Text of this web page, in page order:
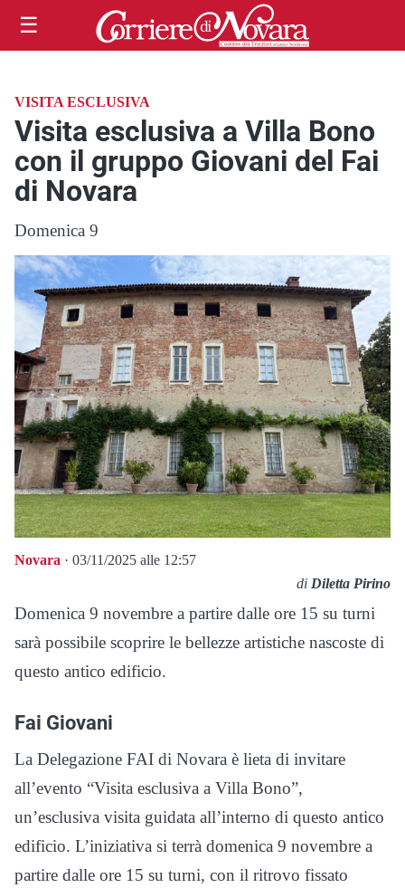
☰
VISITA ESCLUSIVA
Visita esclusiva a Villa Bono
con il gruppo Giovani del Fai
di Novara
Domenica 9
Novara · 03/11/2025 alle 12:57
di Diletta Pirino
Domenica 9 novembre a partire dalle ore 15 su turni
sarà possibile scoprire le bellezze artistiche nascoste di
questo antico edificio.
Fai Giovani
La Delegazione FAI di Novara è lieta di invitare
all’evento “Visita esclusiva a Villa Bono”,
un’esclusiva visita guidata all’interno di questo antico
edificio. L’iniziativa si terrà domenica 9 novembre a
partire dalle ore 15 su turni, con il ritrovo fissato